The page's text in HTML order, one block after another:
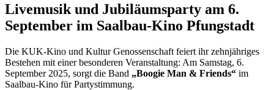
Livemusik und Jubiläumsparty am 6.
September im Saalbau-Kino Pfungstadt
Die KUK-Kino und Kultur Genossenschaft feiert ihr zehnjähriges
Bestehen mit einer besonderen Veranstaltung: Am Samstag, 6.
September 2025, sorgt die Band „Boogie Man & Friends“ im
Saalbau-Kino für Partystimmung.